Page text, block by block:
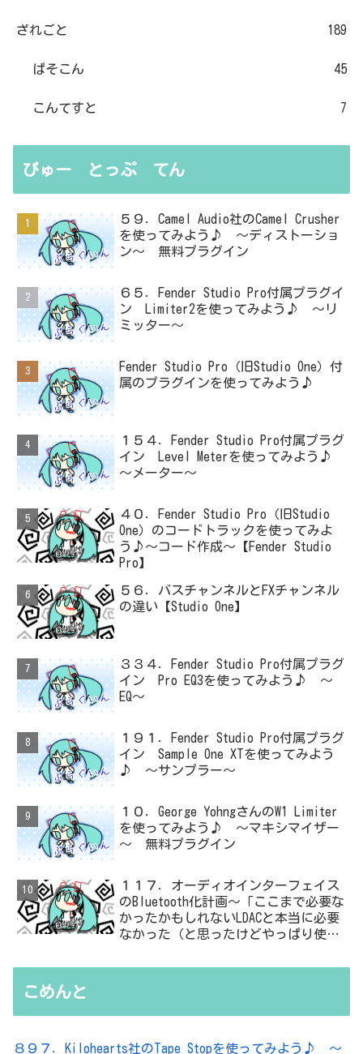
ざれごと 189
ぱそこん 45
こんてすと 7
びゅー とっぷ てん
５９．Camel Audio社のCamel Crusher
を使ってみよう♪ ～ディストーショ
ン～ 無料プラグイン
６５．Fender Studio Pro付属プラグイ
ン Limiter2を使ってみよう♪ ～リ
ミッター～
Fender Studio Pro（旧Studio One）付
属のプラグインを使ってみよう♪
１５４．Fender Studio Pro付属プラグ
イン Level Meterを使ってみよう♪
～メーター～
４０．Fender Studio Pro（旧Studio
One）のコードトラックを使ってみよ
う♪～コード作成～【Fender Studio
Pro】
５６．バスチャンネルとFXチャンネル
の違い【Studio One】
３３４．Fender Studio Pro付属プラグ
イン Pro EQ3を使ってみよう♪ ～
EQ～
１９１．Fender Studio Pro付属プラグ
イン Sample One XTを使ってみよう
♪ ～サンプラー～
１０．George YohngさんのW1 Limiter
を使ってみよう♪ ～マキシマイザー
～ 無料プラグイン
１１７．オーディオインターフェイス
のBluetooth化計画～「ここまで必要な
かったかもしれないLDACと本当に必要
なかった（と思ったけどやっぱり使っ
無駄を重ねた結論はシンプルだった
こめんと
８９７．Kilohearts社のTape Stopを使ってみよう♪ ～